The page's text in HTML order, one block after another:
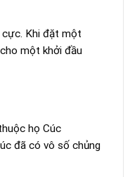
cực. Khi đặt một
một khởi đầu
họ Cúc
đã có vô số chủng